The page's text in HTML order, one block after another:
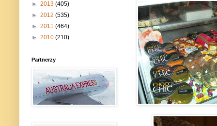
► 2013 (405)
► 2012 (535)
► 2011 (464)
► 2010 (210)
Partnerzy